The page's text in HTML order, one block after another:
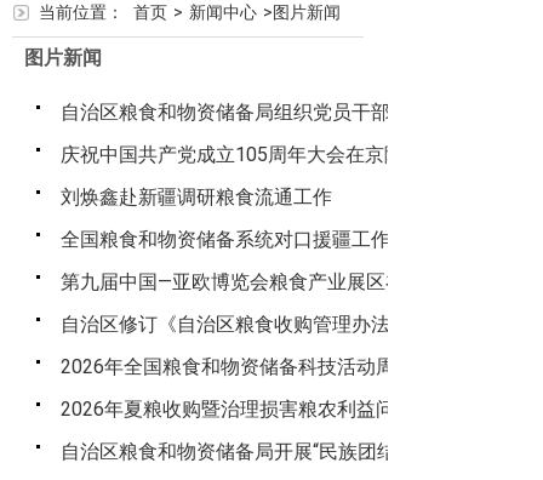
当前位置： 首页 > 新闻中心 >图片新闻
图片新闻
自治区粮食和物资储备局组织党员干部参观新疆警示教
庆祝中国共产党成立105周年大会在京隆重举行
刘焕鑫赴新疆调研粮食流通工作
全国粮食和物资储备系统对口援疆工作现场会在新疆召
第九届中国—亚欧博览会粮食产业展区在新疆乌鲁木齐
自治区修订《自治区粮食收购管理办法》规范粮食收购
2026年全国粮食和物资储备科技活动周启动仪式在湖北
2026年夏粮收购暨治理损害粮农利益问题专项行动工作
自治区粮食和物资储备局开展“民族团结一家亲”结亲走